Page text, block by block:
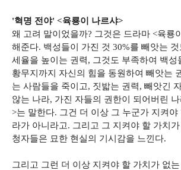
'혁명 전야' <육룡이 나르샤>
왜 고려 말이었을까? 그것은 드라마 <육룡
해준다. 백성들이 가진 것 30%를 빼앗는
세율을 높이는 권력, 그것도 부족하여 백성
황무지까지 자신의 힘을 동원하여 빼앗는
는 사람들을 죽이고, 짓밟는 권력, 빼앗긴
않는 나라, 가진 자들의 권한이 되어버린
>는 말한다. 그건 더 이상 그 누군가 지켜
라가 아니라고. 그리고 그 지켜야 할 가치가
청자들은 묘한 현실의 기시감을 느낀다.
그리고 그런 더 이상 지켜야 할 가치가 없